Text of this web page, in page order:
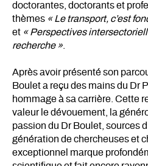
doctorantes, doctorants et
thèmes « Le transport, c’est
et « Perspectives
recherche ».
Après avoir présenté son
Boulet a reçu des mains du Dr
hommage à sa carrière. Cette
valeur le dévouement, la
passion du Dr Boulet, sources
génération de chercheuses et
exceptionnel marque